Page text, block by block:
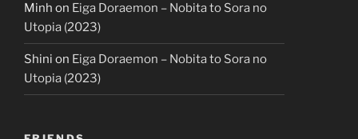
Minh on Eiga Doraemon – Nobita to Sora no
Utopia (2023)
Shini on Eiga Doraemon – Nobita to Sora no
Utopia (2023)